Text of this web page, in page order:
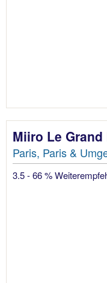
Miiro Le Grand
Paris, Paris &
3.5 - 66 %